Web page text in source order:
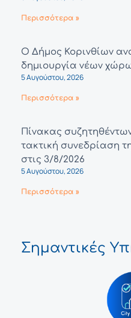
Περισσότερα »
Ο Δήμος Κορινθίων
δημιουργία νέων
5 Αυγούστου, 2026
Περισσότερα »
Πίνακας
τακτική συνεδρίαση
στις 3/8/2026
5 Αυγούστου, 2026
Περισσότερα »
Σημαντικές